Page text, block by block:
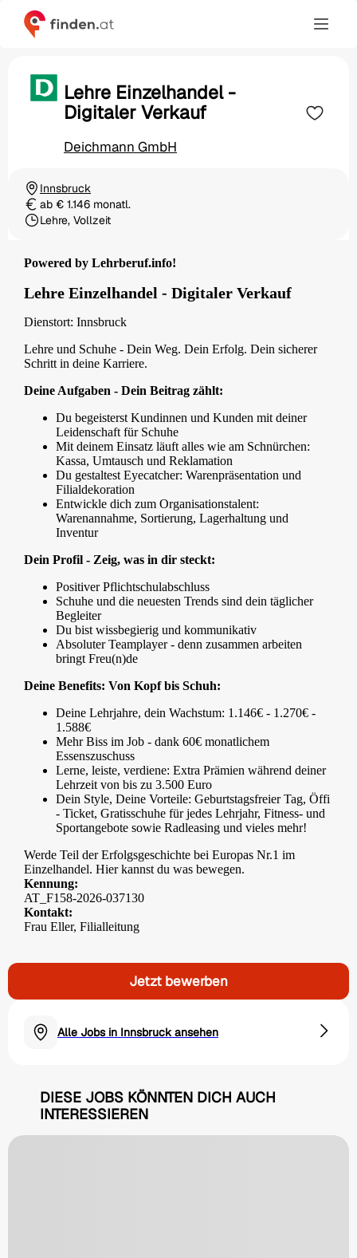
Lehre Einzelhandel -
Digitaler Verkauf
Deichmann GmbH
Ortschaft
Innsbruck
Gehaltab € 1.146 monatl.
Beschäftigungsart
Lehre, Vollzeit
Powered by Lehrberuf.info!
Lehre Einzelhandel - Digitaler Verkauf
Dienstort: Innsbruck
Lehre und Schuhe - Dein Weg. Dein Erfolg. Dein sicherer
Schritt in deine Karriere.
Deine Aufgaben - Dein Beitrag zählt:
Du begeisterst Kundinnen und Kunden mit deiner
Leidenschaft für Schuhe
Mit deinem Einsatz läuft alles wie am Schnürchen:
Kassa, Umtausch und Reklamation
Du gestaltest Eyecatcher: Warenpräsentation und
Filialdekoration
Entwickle dich zum Organisationstalent:
Warenannahme, Sortierung, Lagerhaltung und
Inventur
Dein Profil - Zeig, was in dir steckt:
Positiver Pflichtschulabschluss
Schuhe und die neuesten Trends sind dein täglicher
Begleiter
Du bist wissbegierig und kommunikativ
Absoluter Teamplayer - denn zusammen arbeiten
bringt Freu(n)de
Deine Benefits: Von Kopf bis Schuh:
Deine Lehrjahre, dein Wachstum: 1.146€ - 1.270€ -
1.588€
Mehr Biss im Job - dank 60€ monatlichem
Essenszuschuss
Lerne, leiste, verdiene: Extra Prämien während deiner
Lehrzeit von bis zu 3.500 Euro
Dein Style, Deine Vorteile: Geburtstagsfreier Tag, Öffi
- Ticket, Gratisschuhe für jedes Lehrjahr, Fitness- und
Sportangebote sowie Radleasing und vieles mehr!
Werde Teil der Erfolgsgeschichte bei Europas Nr.1 im
Einzelhandel. Hier kannst du was bewegen.
Kennung:
AT_F158-2026-037130
Kontakt:
Frau Eller, Filialleitung
Jetzt bewerben
Alle Jobs in Innsbruck ansehen
DIESE JOBS KÖNNTEN DICH AUCH
INTERESSIEREN